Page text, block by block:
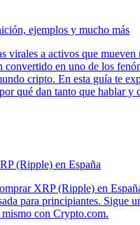
ejemplos y mucho más
virales a activos que mueven
convertido en uno de los
cripto. En esta guía te
qué dan tanto que hablar y
(Ripple) en España
XRP (Ripple) en
para principiantes. Sigue
con Crypto.com.